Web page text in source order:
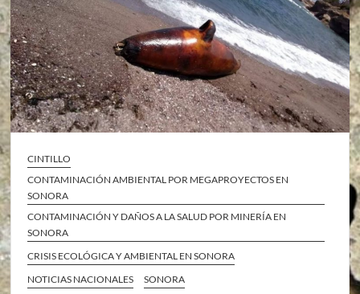
CINTILLO
CONTAMINACIÓN AMBIENTAL POR MEGAPROYECTOS EN
SONORA
CONTAMINACIÓN Y DAÑOS A LA SALUD POR MINERÍA EN
SONORA
CRISIS ECOLÓGICA Y AMBIENTAL EN SONORA
NOTICIAS NACIONALES
SONORA